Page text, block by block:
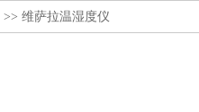
>> 维萨拉温湿度仪